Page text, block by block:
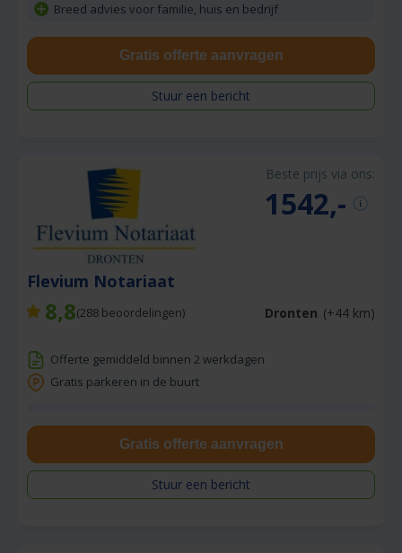
Breed advies voor familie, huis en bedrijf
Gratis offerte aanvragen
Stuur een bericht
Beste prijs via ons:
1542,-
Flevium Notariaat
8,8(288 beoordelingen) Dronten (+44 km)
Offerte gemiddeld binnen 2 werkdagen
Gratis parkeren in de buurt
Gratis offerte aanvragen
Stuur een bericht